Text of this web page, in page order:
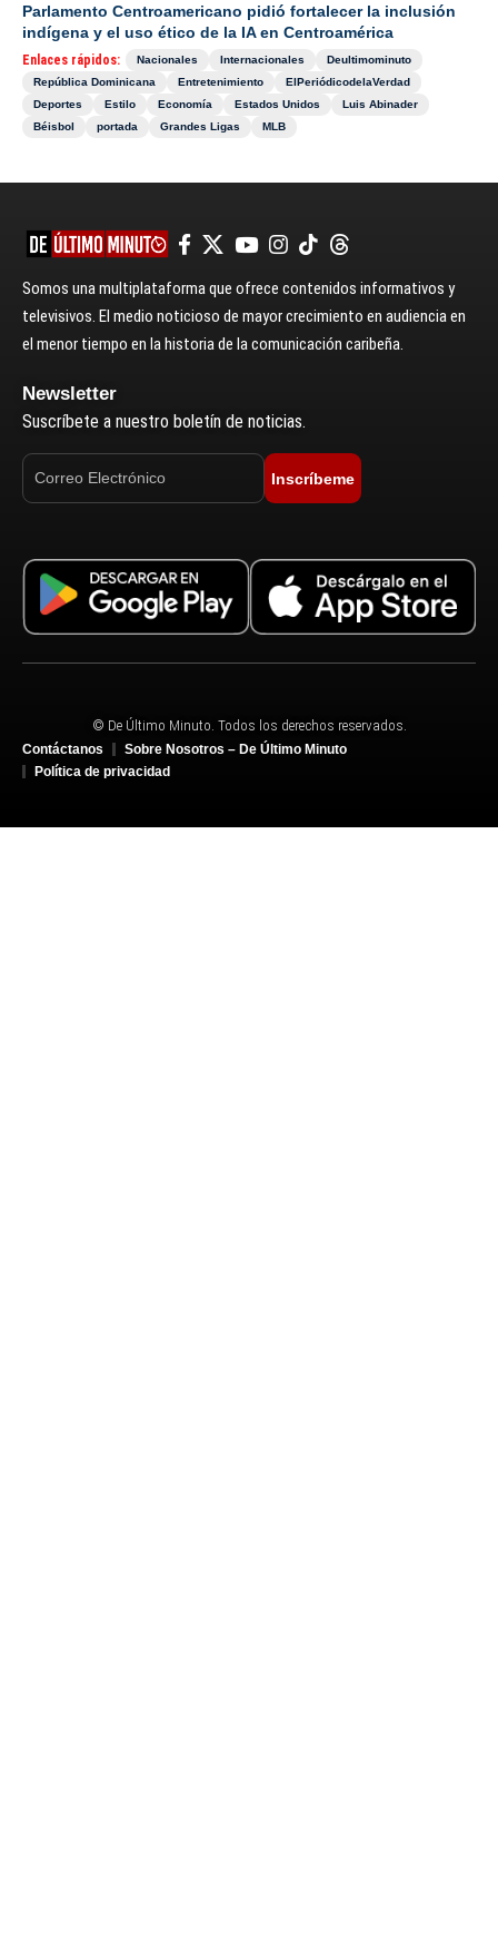
Parlamento Centroamericano pidió fortalecer la inclusión
indígena y el uso ético de la IA en Centroamérica
Enlaces rápidos: Nacionales Internacionales
Deultimominuto
República Dominicana
Entretenimiento
ElPeriódicodelaVerdad
Deportes
Estilo Economía Estados Unidos
Luis Abinader
Béisbol
portada Grandes Ligas MLB
Somos una multiplataforma que ofrece contenidos informativos y
televisivos. El medio noticioso de mayor crecimiento en audiencia en
el menor tiempo en la historia de la comunicación caribeña.
Newsletter
Suscríbete a nuestro boletín de noticias.
Inscríbeme
© De Último Minuto. Todos los derechos reservados.
Contáctanos
Sobre Nosotros – De Último Minuto
Política de privacidad